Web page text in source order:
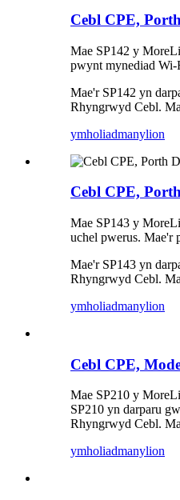
Cebl CPE,
Mae SP142 y
pwynt mynediad
Mae'r SP142 yn
Rhyngrwyd Cebl.
ymholiadmanylion
Cebl CPE,
Mae SP143 y
uchel pwerus. Mae'r
Mae'r SP143 yn
Rhyngrwyd Cebl.
ymholiadmanylion
Cebl CPE,
Mae SP210 y
SP210 yn darparu
Rhyngrwyd Cebl.
ymholiadmanylion